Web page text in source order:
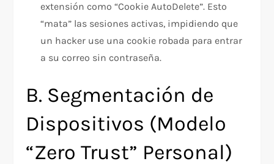
extensión como “Cookie AutoDelete”. Esto
“mata” las sesiones activas, impidiendo que
un hacker use una cookie robada para entrar
a su correo sin contraseña.​
B. Segmentación de
Dispositivos (Modelo
“Zero Trust” Personal)